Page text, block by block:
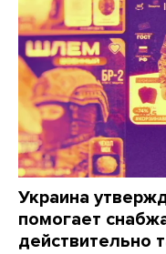
Украина
помогает
действительно